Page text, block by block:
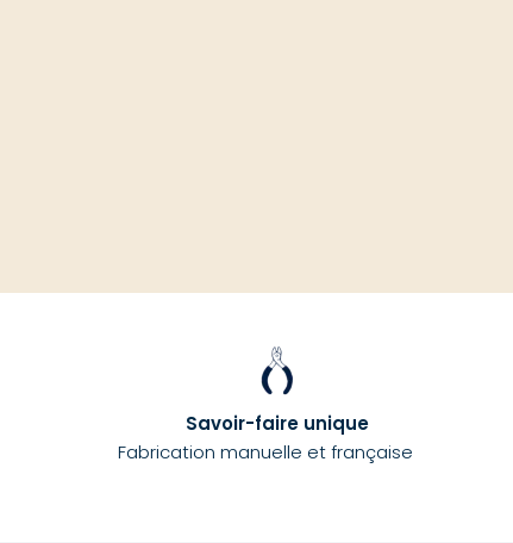
Savoir-faire unique
Fabrication manuelle et française